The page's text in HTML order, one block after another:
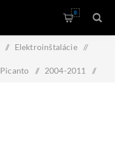
0
/ Elektroinštalácie /
Picanto / 2004-2011 /